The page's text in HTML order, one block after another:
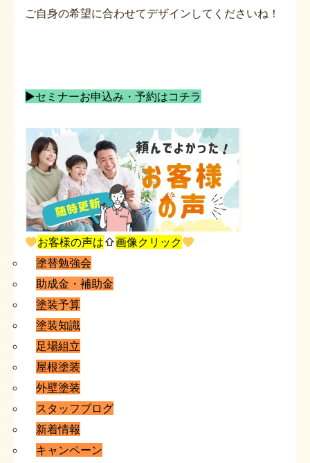
ご自身の希望に合わせてデザインしてくださいね！
▶セミナーお申込み・予約はコチラ
お客様の声は⇧画像クリック
塗替勉強会
助成金・補助金
塗装予算
塗装知識
足場組立
屋根塗装
外壁塗装
スタッフブログ
新着情報
キャンペーン